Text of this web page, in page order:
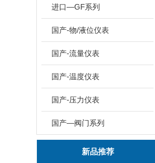
进口—GF系列
国产-物/液位仪表
国产-流量仪表
国产-温度仪表
国产-压力仪表
国产—阀门系列
新品推荐